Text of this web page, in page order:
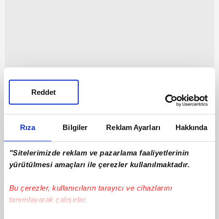
Rıza Bilgiler Reklam Ayarları Hakkında
"Sitelerimizde reklam ve pazarlama faaliyetlerinin
yürütülmesi amaçları ile çerezler kullanılmaktadır.
Bu çerezler, kullanıcıların tarayıcı ve cihazlarını
tanımlayarak çalışırlar.
Reddet
Tarih H Maç İlk 11 G A
09.02.2026 Fenerbahçe
02.02.2026 2